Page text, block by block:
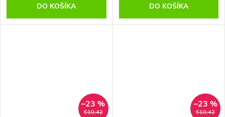
DO KOŠÍKA DO KOŠÍKA
€10,42
–23 %
€10,42
–23 %